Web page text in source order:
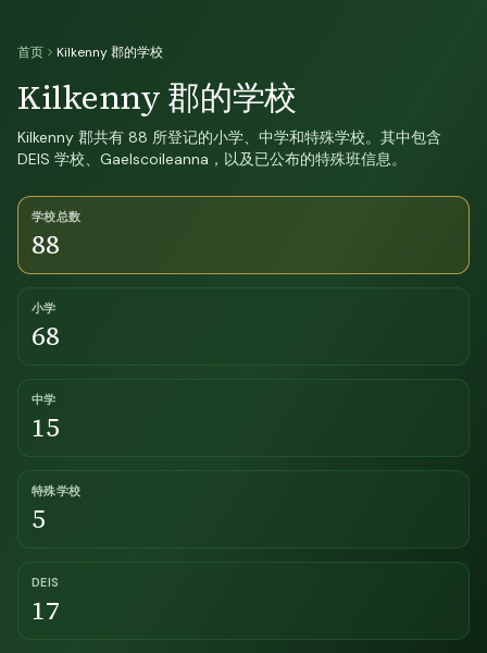
首页 Kilkenny 郡的学校
Kilkenny 郡的学校
Kilkenny 郡共有 88 所登记的小学、中学和特殊学校。其中包含
DEIS 学校、Gaelscoileanna，以及已公布的特殊班信息。
学校总数
88
小学
68
中学
15
特殊学校
5
DEIS
17